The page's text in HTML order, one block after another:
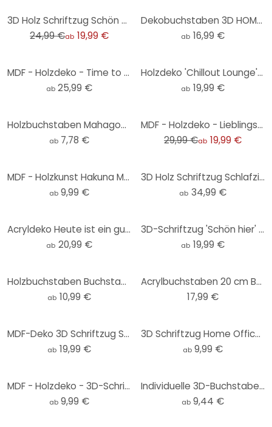
3D Holz Schriftzug Schön hier - Pappel
24,99 €ab 19,99 €
Dekobuchstaben 3D HOME 4 - Herz
ab 16,99 €
MDF - Holzdeko - Time to relax
ab 25,99 €
Holzdeko 'Chillout Lounge' – Moderner MDF-Schriftzug für stilvolle Räume
ab 19,99 €
Holzbuchstaben Mahagoni - Schriftart Bodoni
ab 7,78 €
MDF - Holzdeko - Lieblingsplatz
29,99 €ab 19,99 €
MDF - Holzkunst Hakuna Matata (2-teilig)
ab 9,99 €
3D Holz Schriftzug Schlafzimmer - All you need is sleep - Mahagoni
ab 34,99 €
Acryldeko Heute ist ein guter Tag um glücklich zu sein
ab 20,99 €
3D-Schriftzug 'Schön hier' – Natürliche MDF-Holzdeko für einladende Räume
ab 19,99 €
Holzbuchstaben Buchstabensteine - Vintage
ab 10,99 €
Acrylbuchstaben 20 cm Buchstabenhöhe
17,99 €
MDF-Deko 3D Schriftzug Sweet Dreams
ab 19,99 €
3D Schriftzug Home Office - MDF Deko
ab 9,99 €
MDF - Holzdeko - 3D-Schriftzug Hereinspaziert
ab 9,99 €
Individuelle 3D-Buchstaben aus Acryl - in Bodoni-Schriftart – für Ihre Wandgestaltung
ab 9,44 €